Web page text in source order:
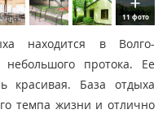
11 фото
находится в Волго-
протока. Ее
красивая. База отдыха
темпа жизни и отлично